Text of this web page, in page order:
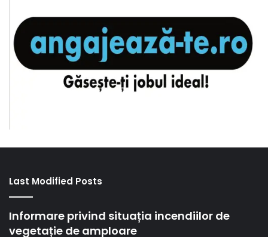
Last Modified Posts
Informare privind situația incendiilor de
vegetație de amploare